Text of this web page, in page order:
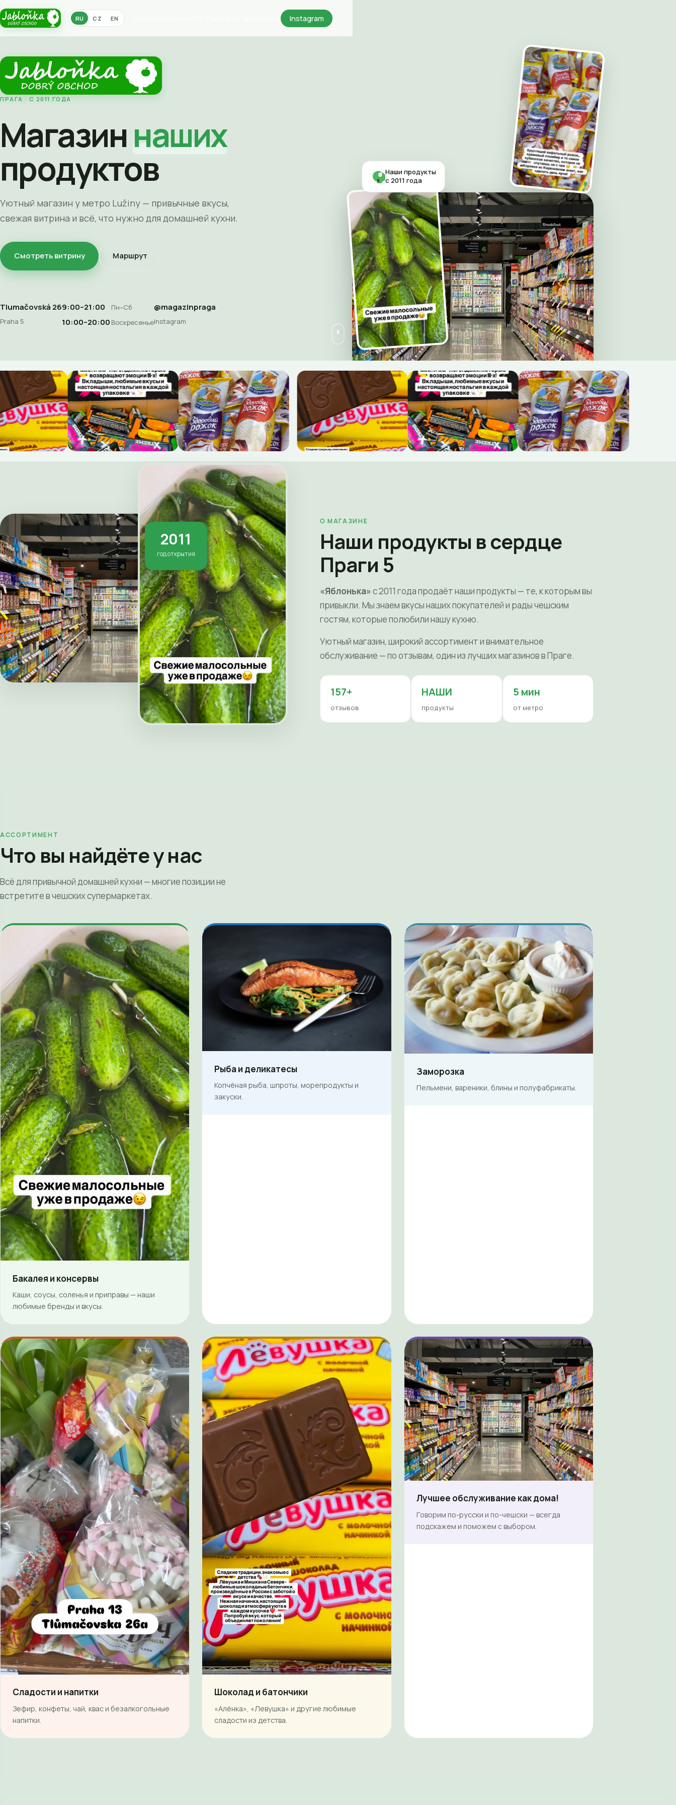
RU CZ EN Фото Instagram
ПРАГА · С 2011 ГОДА
Магазиннаших
продуктов
Уютный магазин у метро Lužiny — привычные вкусы,
свежая витрина и всё, что нужно для домашней кухни.
Смотреть витрину Маршрут
Tlumačovská 26
Praha 5
9:00–21:00 Пн–Сб
10:00–20:00 Воскресенье
@magazinpraga
Instagram
Наши продукты
с 2011 года
2011
год открытия
О МАГАЗИНЕ
Наши продукты в сердце
Праги 5
«Яблонька»с 2011 года продаёт наши продукты — те, к которым вы
привыкли. Мы знаем вкусы наших покупателей и рады чешским
гостям, которые полюбили нашу кухню.
Уютный магазин, широкий ассортимент и внимательное
обслуживание — по отзывам, один из лучших магазинов в Праге.
157+
отзывов
НАШИ
продукты
5 мин
от метро
АССОРТИМЕНТ
Что вы найдёте у нас
Всё для привычной домашней кухни — многие позиции не
встретите в чешских супермаркетах.
Бакалея и консервы
Каши, соусы, соленья и приправы — наши
любимые бренды и вкусы.
Рыба и деликатесы
Копчёная рыба, шпроты, морепродукты и
закуски.
Заморозка
Пельмени, вареники, блины и полуфабрикаты.
Сладости и напитки
Зефир, конфеты, чай, квас и безалкогольные
напитки.
Шоколад и батончики
«Алёнка», «Левушка» и другие любимые
сладости из детства.
Лучшее обслуживание как дома!
Говорим по-русски и по-чешски — всегда
подскажем и поможем с выбором.